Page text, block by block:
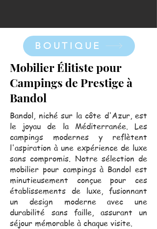
BOUTIQUE
Mobilier Élitiste pour
Campings de Prestige à
Bandol
Bandol, niché sur la côte d'Azur, est
le joyau de la Méditerranée. Les
campings modernes y reflètent
l'aspiration à une expérience de luxe
sans compromis. Notre sélection de
mobilier pour campings à Bandol est
minutieusement conçue pour ces
établissements de luxe, fusionnant
un design moderne avec une
durabilité sans faille, assurant un
séjour mémorable à chaque visite.